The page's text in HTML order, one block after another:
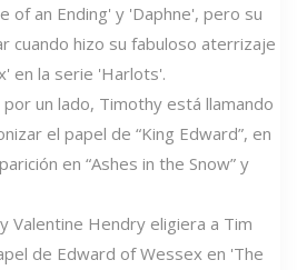
of an Ending' y 'Daphne', pero su
cuando hizo su fabuloso aterrizaje
en la serie 'Harlots'.
un lado, Timothy está llamando
el papel de “King Edward”, en
en “Ashes in the Snow” y
Valentine Hendry eligiera a Tim
de Edward of Wessex en 'The